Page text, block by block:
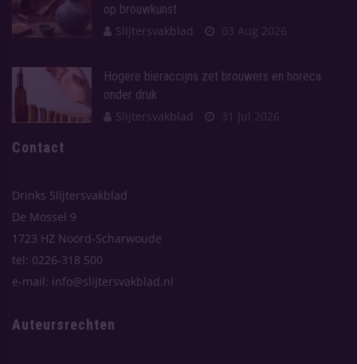
op brouwkunst
Slijtersvakblad
03 Aug 2026
Hogere bieraccijns zet brouwers en horeca
onder druk
Slijtersvakblad
31 Jul 2026
Contact
Drinks Slijtersvakblad
De Mossel 9
1723 HZ Noord-Scharwoude
tel: 0226-318 500
e-mail: info@slijtersvakblad.nl
Auteursrechten